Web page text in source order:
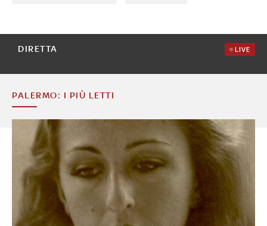
DIRETTA LIVE
PALERMO: I PIÙ LETTI